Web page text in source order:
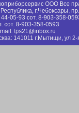
ООО Все
г.Чебоксары,
05-93 сот. 8-903-358-
сот. 8-903-358-0593
tps21@inbox.ru
141011 г.Мытищи, ул